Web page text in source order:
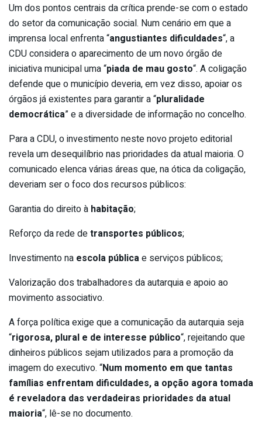
Um dos pontos centrais da crítica prende-se com o estado
do setor da comunicação social. Num cenário em que a
imprensa local enfrenta “angustiantes dificuldades“, a
CDU considera o aparecimento de um novo órgão de
iniciativa municipal uma “piada de mau gosto“. A coligação
defende que o município deveria, em vez disso, apoiar os
órgãos já existentes para garantir a “pluralidade
democrática” e a diversidade de informação no concelho.
Para a CDU, o investimento neste novo projeto editorial
revela um desequilíbrio nas prioridades da atual maioria. O
comunicado elenca várias áreas que, na ótica da coligação,
deveriam ser o foco dos recursos públicos:
Garantia do direito à habitação;
Reforço da rede detransportes públicos;
Investimento na escola públicae serviços públicos;
Valorização dos trabalhadores da autarquia e apoio ao
movimento associativo.
A força política exige que a comunicação da autarquia seja
“rigorosa, plural e de interesse público“, rejeitando que
dinheiros públicos sejam utilizados para a promoção da
imagem do executivo. “Num momento em que tantas
famílias enfrentam dificuldades, a opção agora tomada
é reveladora das verdadeiras prioridades da atual
maioria“, lê-se no documento.